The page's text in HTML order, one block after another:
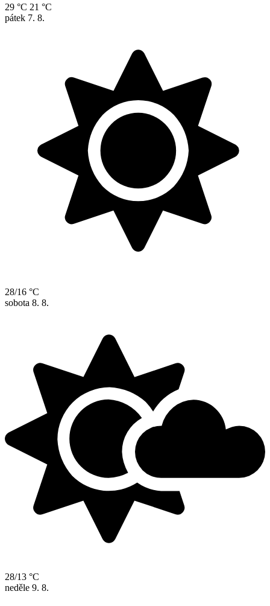
29 °C 21 °C
pátek 7. 8.
28/16 °C
sobota 8. 8.
28/13 °C
neděle 9. 8.